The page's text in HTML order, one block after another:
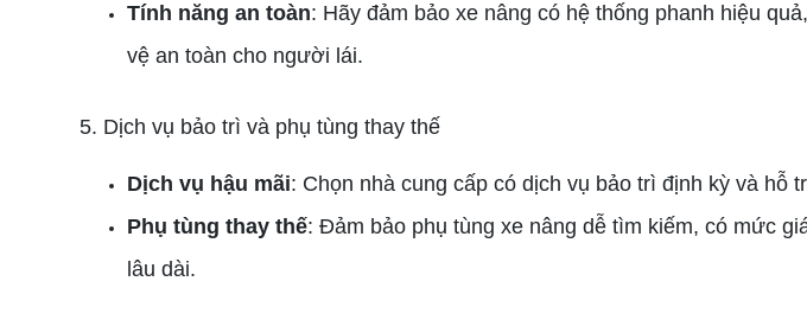
Tính năng an toàn: Hãy đảm bảo xe nâng có hệ thống phanh hiệu
vệ an toàn cho người lái.
5. Dịch vụ bảo trì và phụ tùng thay thế
Dịch vụ hậu mãi: Chọn nhà cung cấp có dịch vụ bảo trì định kỳ và hỗ
Phụ tùng thay thế: Đảm bảo phụ tùng xe nâng dễ tìm kiếm, có mức
lâu dài.